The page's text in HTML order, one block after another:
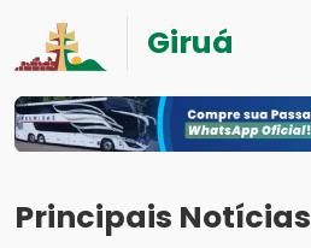
Giruá
Principais Notícias